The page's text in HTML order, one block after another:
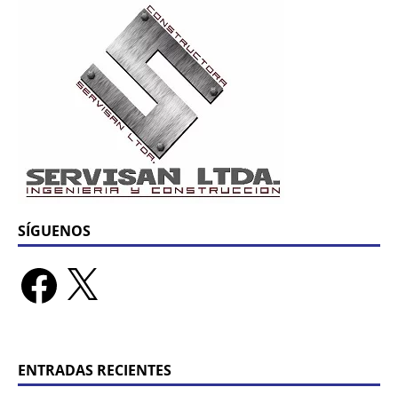
SÍGUENOS
ENTRADAS RECIENTES